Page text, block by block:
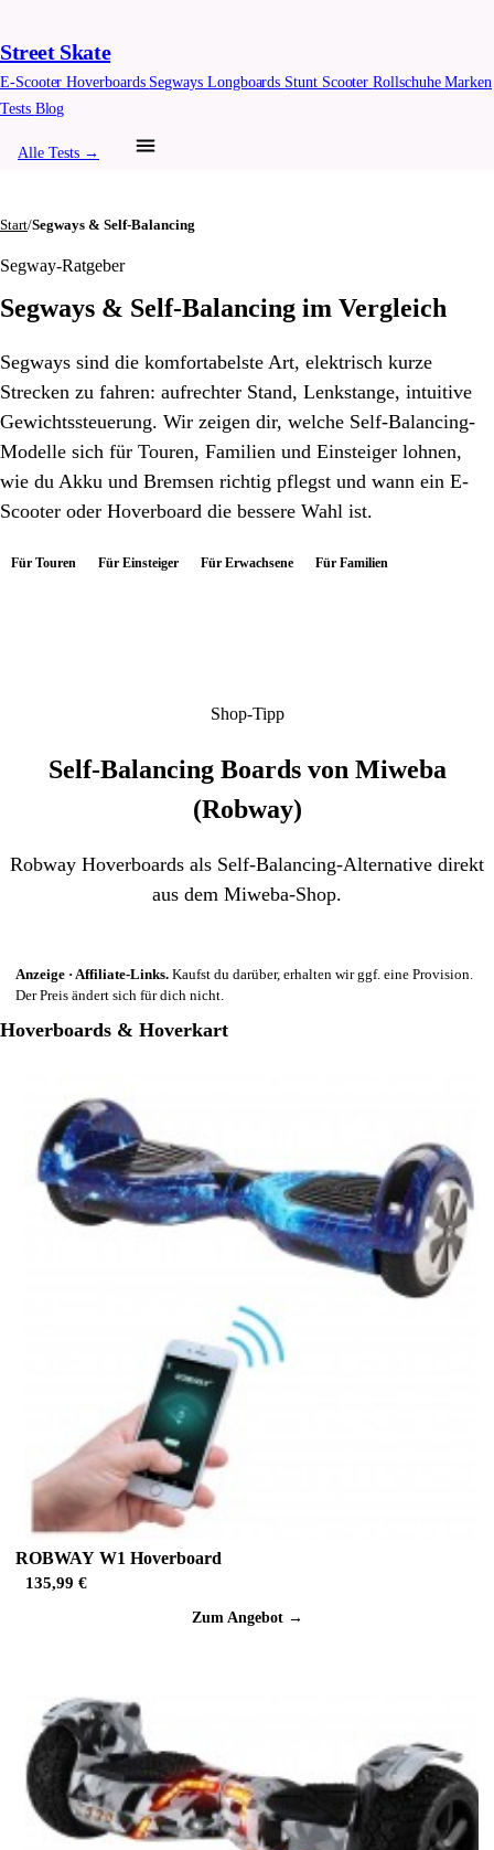
Street Skate
E-ScooterHoverboards Segways Longboards Stunt ScooterRollschuheMarken
Tests Blog
Alle Tests →
Start/Segways & Self-Balancing
Segway-Ratgeber
Segways & Self-Balancing im Vergleich
Segways sind die komfortabelste Art, elektrisch kurze
Strecken zu fahren: aufrechter Stand, Lenkstange, intuitive
Gewichtssteuerung. Wir zeigen dir, welche Self-Balancing-
Modelle sich für Touren, Familien und Einsteiger lohnen,
wie du Akku und Bremsen richtig pflegst und wann ein E-
Scooter oder Hoverboard die bessere Wahl ist.
Für Touren Für Einsteiger Für Erwachsene Für Familien
Shop-Tipp
Self-Balancing Boards von Miweba
(Robway)
Robway Hoverboards als Self-Balancing-Alternative direkt
aus dem Miweba-Shop.
Anzeige · Affiliate-Links. Kaufst du darüber, erhalten wir ggf. eine Provision.
Der Preis ändert sich für dich nicht.
Hoverboards & Hoverkart
ROBWAY W1 Hoverboard
135,99 €
Zum Angebot →